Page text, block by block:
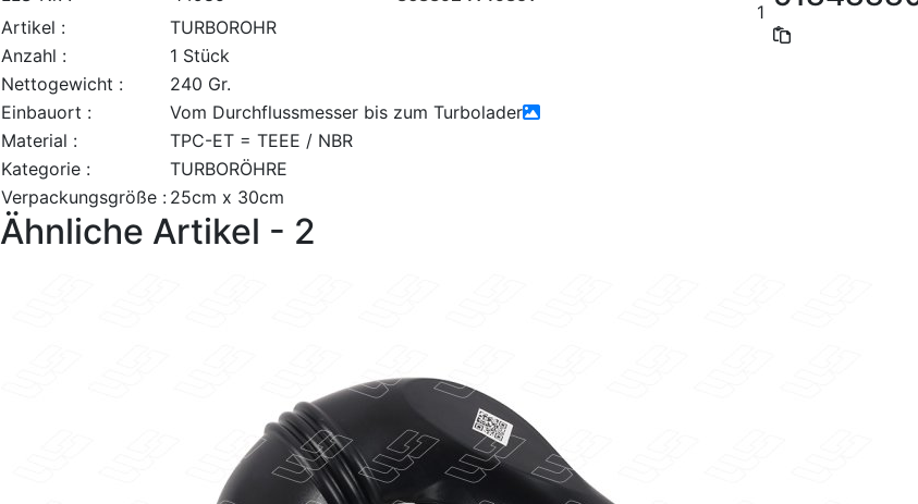
Artikel :
TURBOROHR
Anzahl :
1 Stück
Nettogewicht :
240 Gr.
Einbauort :
Vom Durchflussmesser bis zum Turbolader
Material :
TPC-ET = TEEE / NBR
Kategorie :
TURBORÖHRE
Verpackungsgröße : 25cm x 30cm
1
Ähnliche Artikel - 2